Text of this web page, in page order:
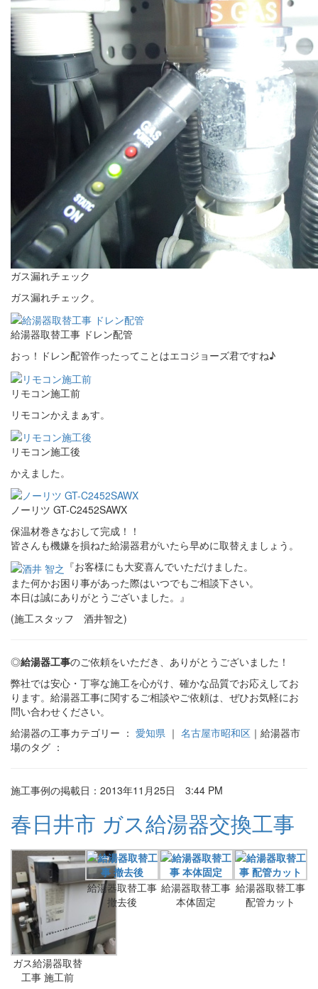
ガス漏れチェック
ガス漏れチェック。
給湯器取替工事 ドレン配管
おっ！ドレン配管作ったってことはエコジョーズ君ですね♪
リモコン施工前
リモコンかえまぁす。
リモコン施工後
かえました。
ノーリツ GT-C2452SAWX
保温材巻きなおして完成！！
皆さんも機嫌を損ねた給湯器君がいたら早めに取替えましょう。
『お客様にも大変喜んでいただけました。
また何かお困り事があった際はいつでもご相談下さい。
本日は誠にありがとうございました。』
(施工スタッフ 酒井智之)
◎給湯器工事のご依頼をいただき、ありがとうございました！
弊社では安心・丁寧な施工を心がけ、確かな品質でお応えしてお
ります。給湯器工事に関するご相談やご依頼は、ぜひお気軽にお
問い合わせください。
給湯器の工事カテゴリー ： 愛知県 ｜ 名古屋市昭和区 ｜給湯器市
場のタグ ：
施工事例の掲載日：2013年11月25日 3:44 PM
春日井市 ガス給湯器交換工事
ガス給湯器取替
工事 施工前
給湯器取替工事
撤去後
給湯器取替工事
本体固定
給湯器取替工事
配管カット